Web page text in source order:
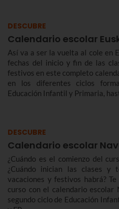
DESCUBRE
Calendario escolar
Así va a ser la vuelta al cole en
fechas del inicio y fin de las
festivos en este completo
en los diferentes ciclos
Educación Infantil y Primaria,
DESCUBRE
Calendario escolar
¿Cuándo es el comienzo del
¿Cuándo inician las clases y
vacaciones y festivos habrá?
curso con el calendario
segundo ciclo de Educación